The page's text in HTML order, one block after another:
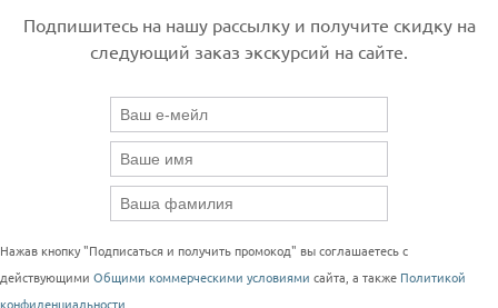
Подпишитесь на нашу рассылку и получите скидку на
следующий заказ экскурсий на сайте.
Нажав кнопку "Подписаться и получить промокод" вы соглашаетесь с
действующими Общими коммерческими условиями сайта, а также Политикой
конфиденциальности